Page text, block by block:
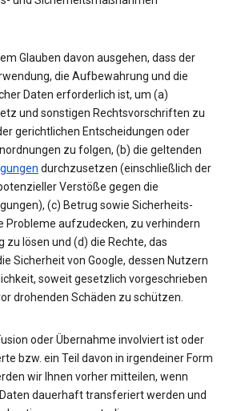
Glauben davon ausgehen, dass der
die Aufbewahrung und die
Daten erforderlich ist, um (a)
und sonstigen Rechtsvorschriften zu
gerichtlichen Entscheidungen oder
zu folgen, (b) die geltenden
durchzusetzen (einschließlich der
Verstöße gegen die
(c) Betrug sowie Sicherheits-
Probleme aufzudecken, zu verhindern
zu lösen und (d) die Rechte, das
Sicherheit von Google, dessen Nutzern
soweit gesetzlich vorgeschrieben
drohenden Schäden zu schützen.
oder Übernahme involviert ist oder
bzw. ein Teil davon in irgendeiner Form
wir Ihnen vorher mitteilen, wenn
dauerhaft transferiert werden und